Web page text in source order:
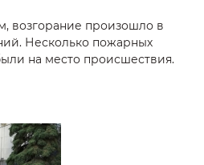
возгорание произошло в
Несколько пожарных
на место происшествия.